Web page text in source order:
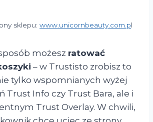
sklepu: www.unicornbeauty.com.pl
możesz ratować
– w Trustisto zrobisz to
tylko wspomnianych wyżej
Trust Info czy Trust Bara, ale i
Trust Overlay. W chwili,